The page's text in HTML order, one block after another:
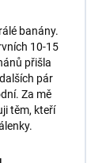
banány.
10-15
přišla
pár
Za mě
těm, kteří